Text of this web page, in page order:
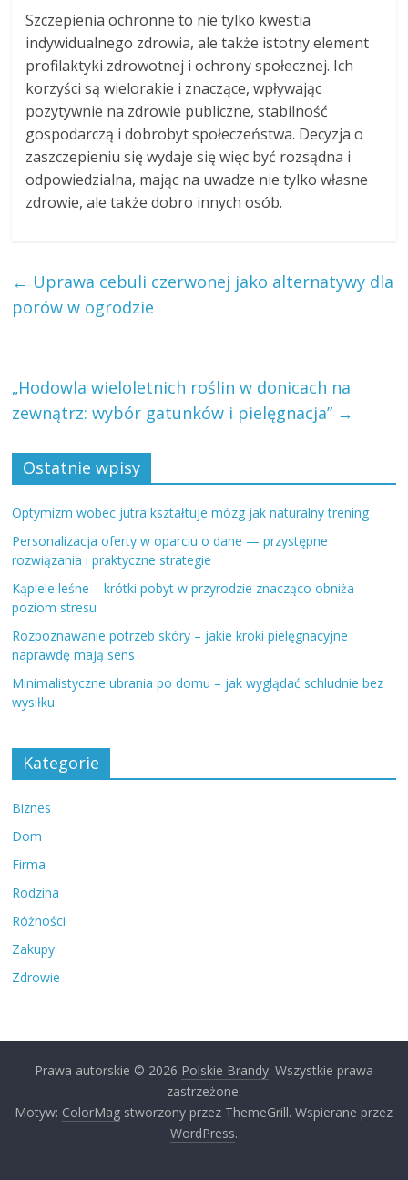
Szczepienia ochronne to nie tylko kwestia
indywidualnego zdrowia, ale także istotny element
profilaktyki zdrowotnej i ochrony społecznej. Ich
korzyści są wielorakie i znaczące, wpływając
pozytywnie na zdrowie publiczne, stabilność
gospodarczą i dobrobyt społeczeństwa. Decyzja o
zaszczepieniu się wydaje się więc być rozsądna i
odpowiedzialna, mając na uwadze nie tylko własne
zdrowie, ale także dobro innych osób.
← Uprawa cebuli czerwonej jako alternatywy dla
porów w ogrodzie
„Hodowla wieloletnich roślin w donicach na
zewnątrz: wybór gatunków i pielęgnacja” →
Ostatnie wpisy
Optymizm wobec jutra kształtuje mózg jak naturalny trening
Personalizacja oferty w oparciu o dane — przystępne
rozwiązania i praktyczne strategie
Kąpiele leśne – krótki pobyt w przyrodzie znacząco obniża
poziom stresu
Rozpoznawanie potrzeb skóry – jakie kroki pielęgnacyjne
naprawdę mają sens
Minimalistyczne ubrania po domu – jak wyglądać schludnie bez
wysiłku
Kategorie
Biznes
Dom
Firma
Rodzina
Różności
Zakupy
Zdrowie
Prawa autorskie © 2026 Polskie Brandy. Wszystkie prawa
zastrzeżone.
Motyw: ColorMag stworzony przez ThemeGrill. Wspierane przez
WordPress.